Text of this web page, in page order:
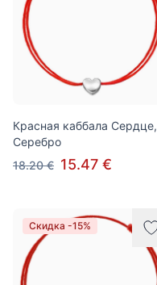
Красная каббала Сердце,
Серебро
18.20 € 15.47 €
Скидка -15%